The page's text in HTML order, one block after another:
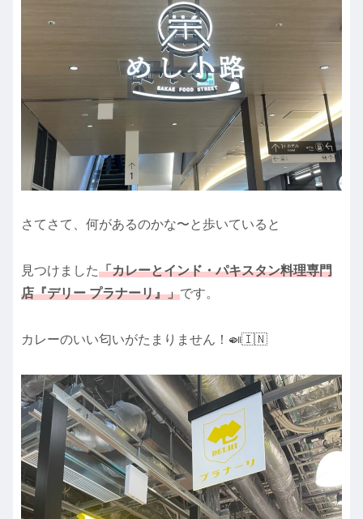
さてさて、何があるのかな〜と歩いていると
見つけました「カレーとインド・パキスタン料理専門
店『デリー プラナーリ』」です。
カレーのいい匂いがたまりません！🍛🇮🇳